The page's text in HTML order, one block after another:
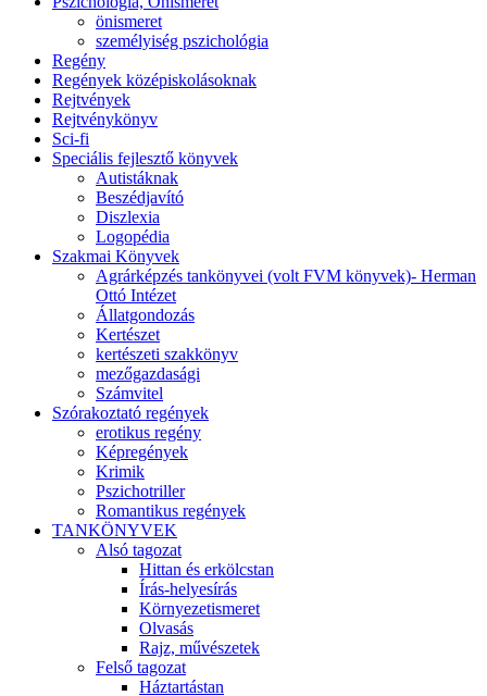
önismeret
személyiség pszichológia
Regény
Regények középiskolásoknak
Rejtvények
Rejtvénykönyv
Sci-fi
Speciális fejlesztő könyvek
Autistáknak
Beszédjavító
Diszlexia
Logopédia
Szakmai Könyvek
Agrárképzés tankönyvei (volt FVM könyvek)- Herman
Ottó Intézet
Állatgondozás
Kertészet
kertészeti szakkönyv
mezőgazdasági
Számvitel
Szórakoztató regények
erotikus regény
Képregények
Krimik
Pszichotriller
Romantikus regények
TANKÖNYVEK
Alsó tagozat
Hittan és erkölcstan
Írás-helyesírás
Környezetismeret
Olvasás
Rajz, művészetek
Felső tagozat
Háztartástan